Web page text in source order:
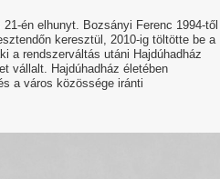
én elhunyt. Bozsányi Ferenc 1994-től
keresztül, 2010-ig töltötte be a
a rendszerváltás utáni Hajdúhadház
vállalt. Hajdúhadház életében
a város közössége iránti